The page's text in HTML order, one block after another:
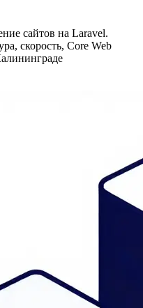
сайтов на Laravel.
скорость, Core Web